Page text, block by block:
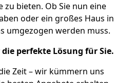
zu bieten. Ob Sie nun eine
oder ein großes Haus in
umgezogen werden muss.
perfekte Lösung für Sie.
Zeit – wir kümmern uns